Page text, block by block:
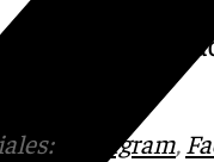
con la
Instagram,